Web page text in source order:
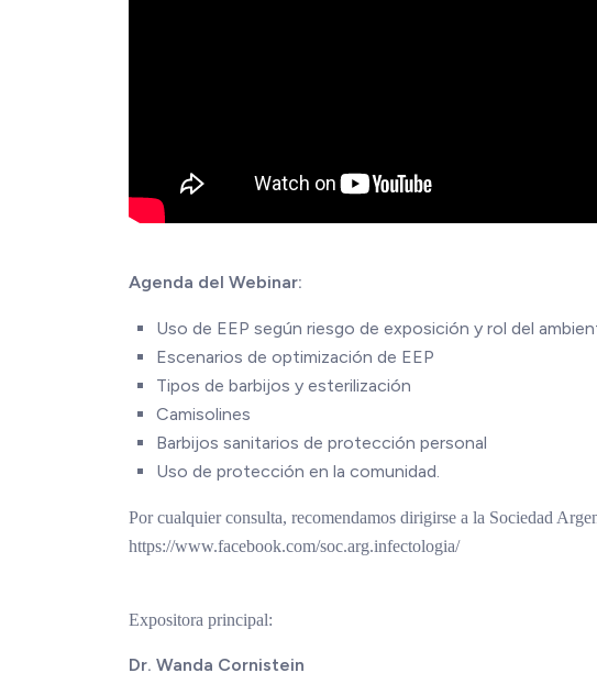
Agenda del Webinar:
Uso de EEP según riesgo de exposición y rol del
Escenarios de optimización de EEP
Tipos de barbijos y esterilización
Camisolines
Barbijos sanitarios de protección personal
Uso de protección en la comunidad.
Por cualquier consulta, recomendamos dirigirse a la Sociedad
https://www.facebook.com/soc.arg.infectologia/
Expositora principal:
Dr. Wanda Cornistein